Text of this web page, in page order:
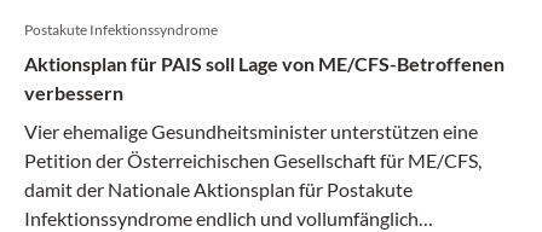
Postakute Infektionssyndrome
Aktionsplan für PAIS soll Lage von ME/CFS-Betroffenen
verbessern
Vier ehemalige Gesundheitsminister unterstützen eine
Petition der Österreichischen Gesellschaft für ME/CFS,
damit der Nationale Aktionsplan für Postakute
Infektionssyndrome endlich und vollumfänglich